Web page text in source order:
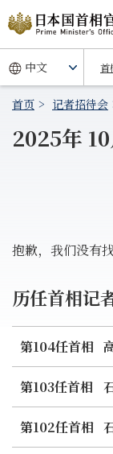
首
首页 记者招待会
2025年
抱歉，我们没有
历任首相记
第104任首相
第103任首相
第102任首相